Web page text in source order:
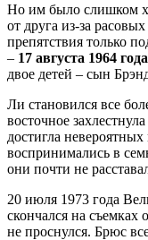
Но им было слишком
от друга из-за
препятствия только
– 17 августа 1964
двое детей – сын
Ли становился все
восточное
достигла
воспринимались в
они почти не
20 июля 1973 года
скончался на
не проснулся. Брюс